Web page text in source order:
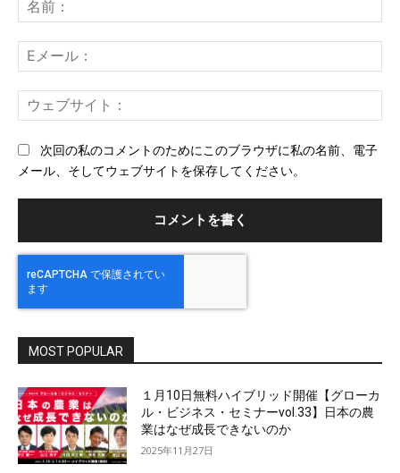
ン
ト：
前
メ
ー
ェ
次回の私のコメントのためにこのブラウザに私の名前、電子
メール、そしてウェブサイトを保存してください。
MOST POPULAR
１月10日無料ハイブリッド開催【グローカ
ル・ビジネス・セミナーvol.33】日本の農
業はなぜ成長できないのか
2025年11月27日